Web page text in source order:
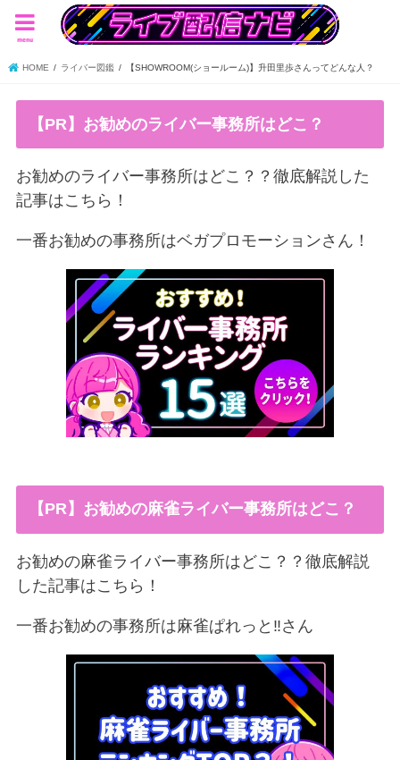
menu
HOME ライバー図鑑 【SHOWROOM(ショールーム)】升田里歩さんってどんな人？
【PR】お勧めのライバー事務所はどこ？
お勧めのライバー事務所はどこ？？徹底解説した
記事はこちら！
一番お勧めの事務所はベガプロモーションさん！
【PR】お勧めの麻雀ライバー事務所はどこ？
お勧めの麻雀ライバー事務所はどこ？？徹底解説
した記事はこちら！
一番お勧めの事務所は麻雀ぱれっと‼︎さん